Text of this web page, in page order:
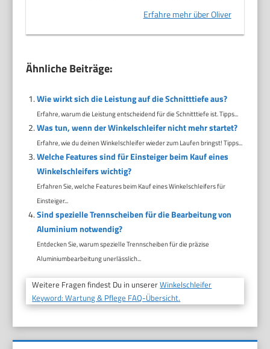
Erfahre mehr über Oliver
Ähnliche Beiträge:
Wie wirkt sich die Leistung auf die Schnitttiefe aus?
Erfahre, warum die Leistung entscheidend für die Schnitttiefe ist. Tipps...
Was tun, wenn der Winkelschleifer nicht mehr startet?
Erfahre, wie du deinen Winkelschleifer wieder zum Laufen bringst! Tipps...
Welche Features sind für Einsteiger beim Kauf eines
Winkelschleifers wichtig?
Erfahren Sie, welche Features beim Kauf eines Winkelschleifers für
Einsteiger...
Sind spezielle Trennscheiben für die Bearbeitung von
Aluminium notwendig?
Entdecken Sie, warum spezielle Trennscheiben für die präzise
Aluminiumbearbeitung unerlässlich...
Weitere Fragen findest Du in unsererWinkelschleifer
Keyword: Wartung & Pflege FAQ-Übersicht.